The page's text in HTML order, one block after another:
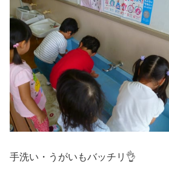
手洗い・うがいもバッチリ👌